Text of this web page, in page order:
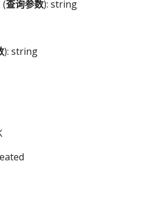
(查询参数): string
): string